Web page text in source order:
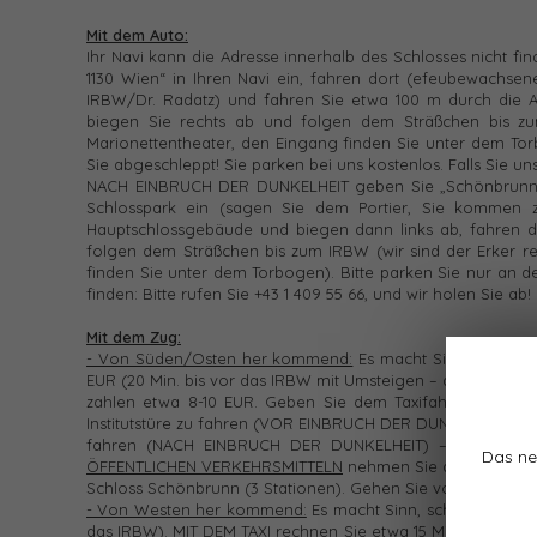
Das
Mit dem Auto:
Ihr Navi kann die Adresse innerhalb des Schlosses nicht
1130 Wien“ in Ihren Navi ein, fahren dort
IRBW/Dr. Radatz) und fahren Sie etwa 100 m durch die
biegen Sie rechts ab und folgen dem Sträßchen bis
Marionettentheater, den Eingang finden Sie unter dem
Sie abgeschleppt! Sie parken bei uns kostenlos. Falls Sie
NACH EINBRUCH DER DUNKELHEIT geben Sie
Schlosspark ein (sagen Sie dem Portier, Sie
Hauptschlossgebäude und biegen dann links ab, fahren
folgen dem Sträßchen bis zum IRBW (wir sind der Erker
finden Sie unter dem Torbogen). Bitte parken Sie nur an
finden: Bitte rufen Sie +43 1 409 55 66, und wir holen Sie ab!
Mit dem Zug:
- Von Süden/Osten her kommend: Es macht Sinn, in
EUR (20 Min. bis vor das IRBW mit Umsteigen – das Taxi
zahlen etwa 8-10 EUR. Geben Sie dem Taxifahrer die
Institutstüre zu fahren (VOR EINBRUCH DER
fahren (NACH EINBRUCH DER DUNKELHEIT) – dem
ÖFFENTLICHEN VERKEHRSMITTELN nehmen Sie die U-Bahn
Schloss Schönbrunn (3 Stationen). Gehen Sie von dort zur
- Von Westen her kommend: Es macht Sinn, schon in
das IRBW). MIT DEM TAXI rechnen Sie etwa 15 Minuten (Tel.